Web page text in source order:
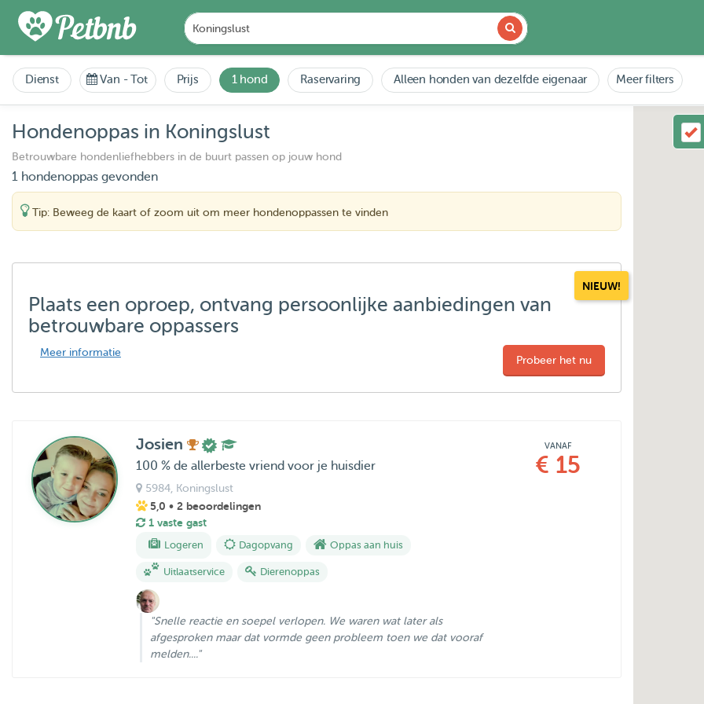
Dienst Van -Tot Prijs 1 hond Raservaring Alleen honden van dezelfde eigenaar Meer filters
Hondenoppas in Koningslust
Betrouwbare hondenliefhebbers in de buurt passen op jouw hond
1 hondenoppas gevonden
Tip: Beweeg de kaart of zoom uit om meer hondenoppassen te vinden
NIEUW!
Plaats een oproep, ontvang persoonlijke aanbiedingen van
betrouwbare oppassers
Meer informatie
Probeer het nu
Josien
100 % de allerbeste vriend voor je huisdier
5984, Koningslust
5,0 • 2 beoordelingen
1 vaste gast
Logeren Dagopvang Oppas aan huis
Uitlaatservice Dierenoppas
"Snelle reactie en soepel verlopen. We waren wat later als
afgesproken maar dat vormde geen probleem toen we dat vooraf
melden...."
VANAF
€ 15